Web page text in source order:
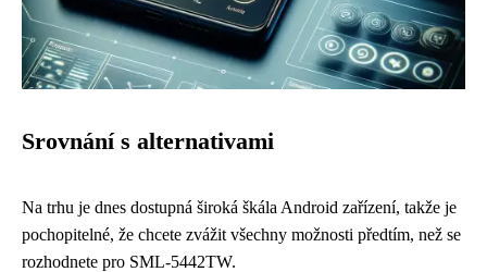
Srovnání s alternativami
Na trhu je dnes dostupná široká škála Android zařízení, takže je
pochopitelné, že chcete zvážit všechny možnosti předtím, než se
rozhodnete pro SML-5442TW.